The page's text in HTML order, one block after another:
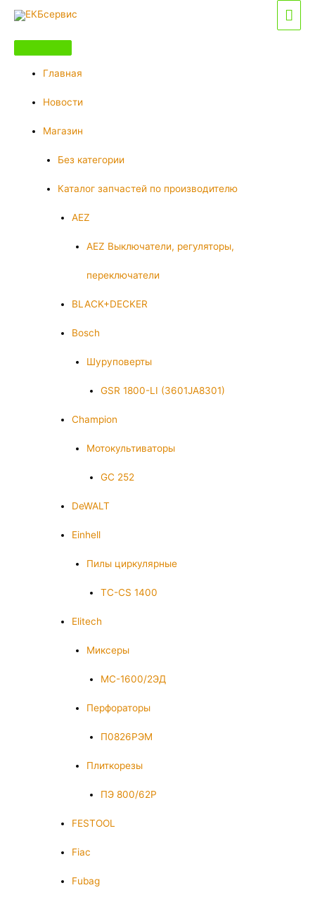
Перейти
содержимому
Главная
Новости
Магазин
Без категории
Каталог запчастей по производителю
AEZ
AEZ Выключатели, регуляторы,
переключатели
BLACK+DECKER
Bosch
Шуруповерты
GSR 1800-LI (3601JA8301)
Champion
Мотокультиваторы
GC 252
DeWALT
Einhell
Пилы циркулярные
TC-CS 1400
Elitech
Миксеры
МС-1600/2ЭД
Перфораторы
П0826РЭМ
Плиткорезы
ПЭ 800/62Р
FESTOOL
Fiac
Fubag